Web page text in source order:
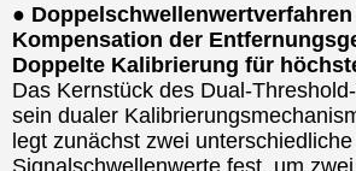
●
Kompensation der
Doppelte Kalibrierung für
Das Kernstück des Dual-
sein dualer
legt zunächst zwei unterschiedliche
Signalschwellenwerte fest, um